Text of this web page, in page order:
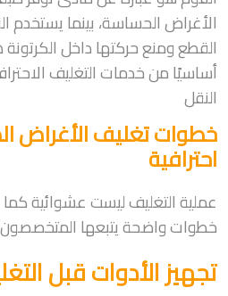
الأغراض الحساسة، بينما يستخدم
القطع ومنع حركتها داخل الكرتونة
أساسيًا من خدمات التغليف
النقل
خطوات تغليف الأغراض
احترافية
عملية التغليف ليست عشوائية
خطوات واضحة يتبعها
تجهيز الأدوات قبل